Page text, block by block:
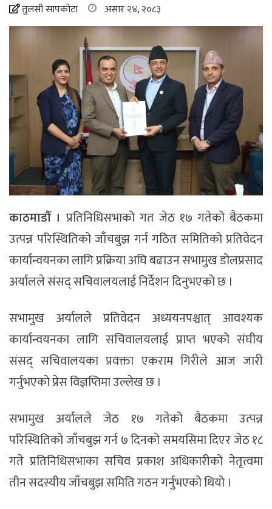
तुलसी सापकोटा असार २४, २०८३
काठमाडौँ । प्रतिनिधिसभाको गत जेठ १७ गतेको बैठकमा
उत्पन्न परिस्थितिको जाँचबुझ गर्न गठित समितिको प्रतिवेदन
कार्यान्वयनका लागि प्रक्रिया अघि बढाउन सभामुख डोलप्रसाद
अर्यालले संसद् सचिवालयलाई निर्देशन दिनुभएको छ ।
सभामुख अर्यालले प्रतिवेदन अध्ययनपश्चात् आवश्यक
कार्यान्वयनका लागि सचिवालयलाई प्राप्त भएको संघीय
संसद् सचिवालयका प्रवक्ता एकराम गिरीले आज जारी
गर्नुभएको प्रेस विज्ञप्तिमा उल्लेख छ ।
सभामुख अर्यालले जेठ १७ गतेको बैठकमा उत्पन्न
परिस्थितिको जाँचबुझ गर्न ७ दिनको समयसिमा दिएर जेठ १८
गते प्रतिनिधिसभाका सचिव प्रकाश अधिकारीको नेतृत्वमा
तीन सदस्यीय जाँचबुझ समिति गठन गर्नुभएको थियो ।